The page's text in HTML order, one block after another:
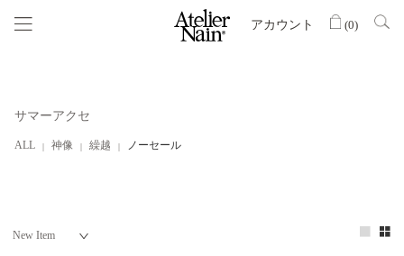
アカウント (0)
サマーアクセ
ALL 神像 繰越 ノーセール